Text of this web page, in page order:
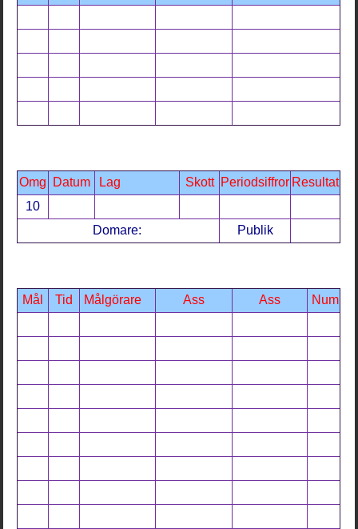
Omg Datum Lag Skott Periodsiffror Resultat
10
Domare:
Publik
Mål Tid Målgörare Ass Ass Num